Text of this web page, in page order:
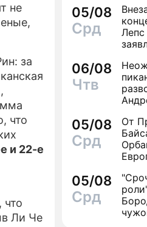
не
за
что
и 22-е
что
Ли Че
05/08
Срд
06/08
Чтв
05/08
Срд
От
05/08
Срд